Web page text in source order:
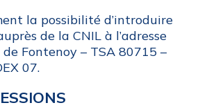
la possibilité d’introduire
de la CNIL à l’adresse
Fontenoy – TSA 80715 –
07.